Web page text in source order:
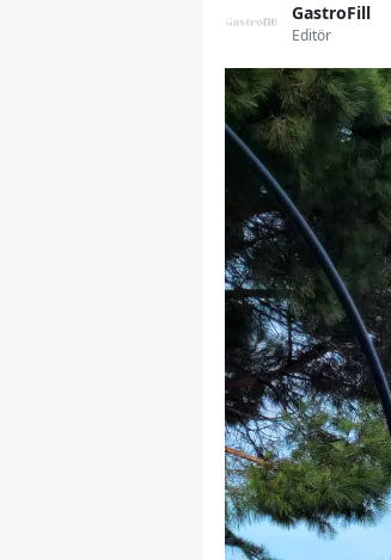
GastroFill
Editör